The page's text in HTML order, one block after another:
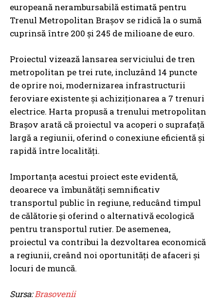
europeană nerambursabilă estimată pentru
Trenul Metropolitan Brașov se ridică la o sumă
cuprinsă între 200 și 245 de milioane de euro.
Proiectul vizează lansarea serviciului de tren
metropolitan pe trei rute, incluzând 14 puncte
de oprire noi, modernizarea infrastructurii
feroviare existente și achiziționarea a 7 trenuri
electrice. Harta propusă a trenului metropolitan
Brașov arată că proiectul va acoperi o suprafață
largă a regiunii, oferind o conexiune eficientă și
rapidă între localități.
Importanța acestui proiect este evidentă,
deoarece va îmbunătăți semnificativ
transportul public în regiune, reducând timpul
de călătorie și oferind o alternativă ecologică
pentru transportul rutier. De asemenea,
proiectul va contribui la dezvoltarea economică
a regiunii, creând noi oportunități de afaceri și
locuri de muncă.
Sursa:Brasovenii